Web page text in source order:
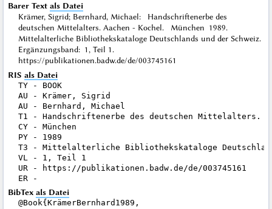
Barer Text als Datei
Krämer, Sigrid; Bernhard, Michael: Handschriftenerbe des
deutschen Mittelalters. Aachen - Kochel. München 1989.
Mittelalterliche Bibliothekskataloge Deutschlands und der Schweiz.
Ergänzungsband: 1, Teil 1.
https://publikationen.badw.de/de/003745161
RIS als Datei
TY - BOOK
AU - Krämer, Sigrid
AU - Bernhard, Michael
T1 - Handschriftenerbe des deutschen Mittelalters.
CY - München
PY - 1989
T3 - Mittelalterliche Bibliothekskataloge
VL - 1, Teil 1
UR - https://publikationen.badw.de/de/003745161
BibTex als Datei
@Book{KrämerBernhard1989,